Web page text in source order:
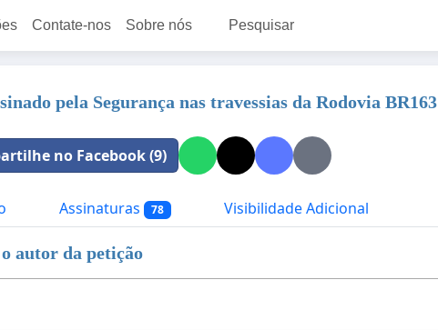
Contate-nos Sobre nós Pesquisar
pela Segurança nas travessias da Rodovia BR163
no Facebook (9)
Assinaturas 78 Visibilidade Adicional
autor da petição